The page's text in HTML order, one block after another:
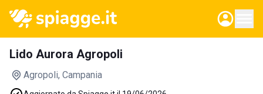
Lido Aurora Agropoli
Agropoli, Campania